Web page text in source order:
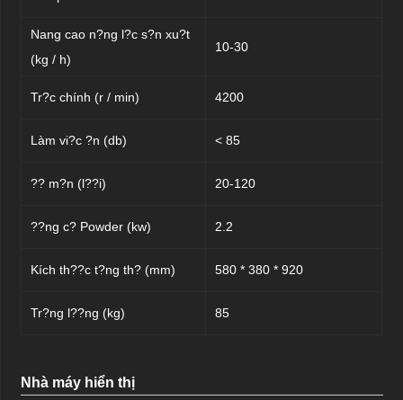
Nang cao n?ng l?c s?n xu?t
(kg / h)
10-30
Tr?c chính (r / min) 4200
Làm vi?c ?n (db) <85
?? m?n (l??i) 20-120
??ng c? Powder (kw) 2.2
Kích th??c t?ng th? (mm) 580 * 380 * 920
Tr?ng l??ng (kg) 85
Nhà máy hiển thị